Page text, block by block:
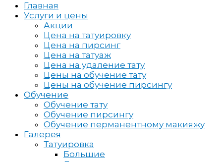
Главная
Услуги и цены
Акции
Цена на татуировку
Цена на пирсинг
Цена на татуаж
Цена на удаление тату
Цены на обучение тату
Цены на обучение пирсингу
Обучение
Обучение тату
Обучение пирсингу
Обучение перманентному макияжу
Галерея
Татуировка
Большие